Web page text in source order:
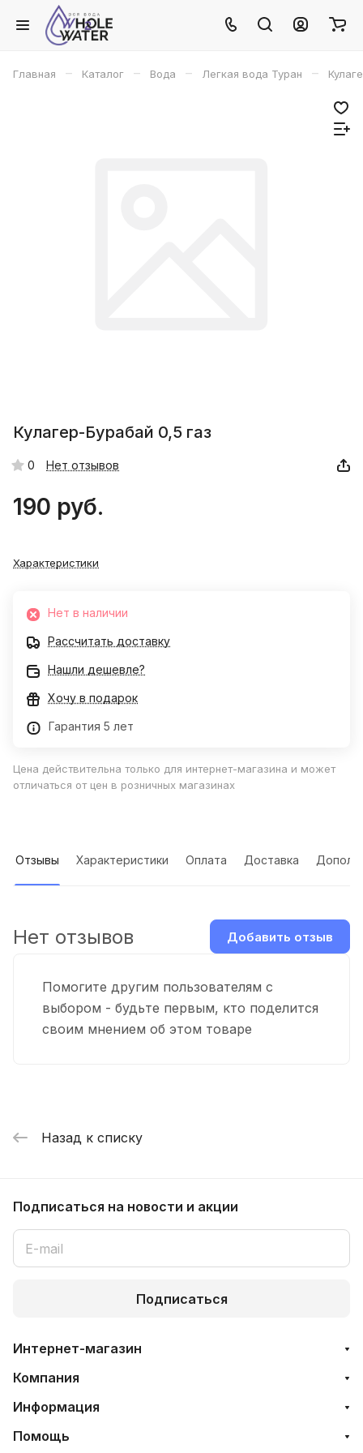
Главная – Каталог – Вода – Легкая вода Туран –
Кулагер-Бурабай 0,5 газ
0 Нет отзывов
190 руб.
Характеристики
Нет в наличии
Рассчитать доставку
Нашли дешевле?
Хочу в подарок
Гарантия 5 лет
Цена действительна только для интернет-магазина и может
отличаться от цен в розничных магазинах
Отзывы Характеристики Оплата Доставка
Помогите другим пользователям с
выбором - будьте первым, кто поделится
своим мнением об этом товаре
Нет отзывов Добавить отзыв
Назад к списку
Подписаться на новости и акции
Подписаться
Интернет-магазин
Компания
Информация
Помощь